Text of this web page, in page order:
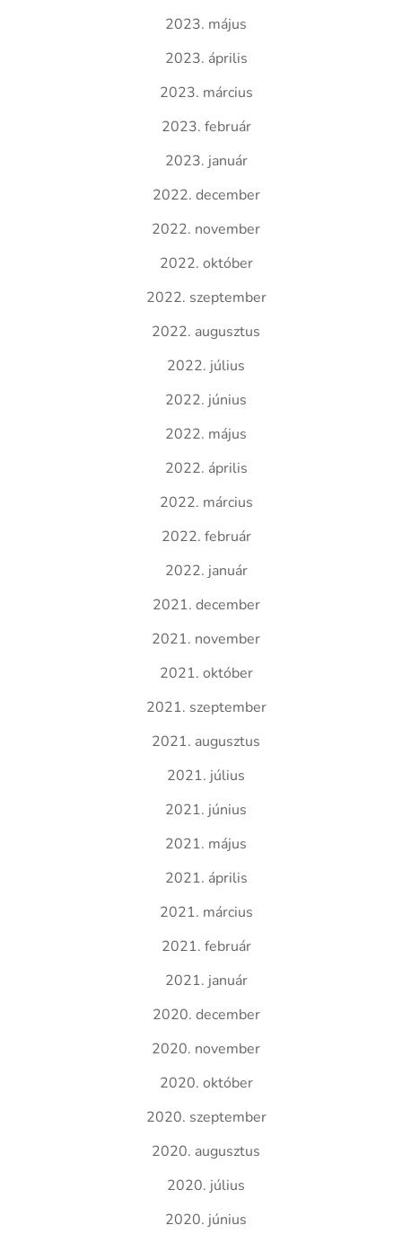
2023. május
2023. április
2023. március
2023. február
2023. január
2022. december
2022. november
2022. október
2022. szeptember
2022. augusztus
2022. július
2022. június
2022. május
2022. április
2022. március
2022. február
2022. január
2021. december
2021. november
2021. október
2021. szeptember
2021. augusztus
2021. július
2021. június
2021. május
2021. április
2021. március
2021. február
2021. január
2020. december
2020. november
2020. október
2020. szeptember
2020. augusztus
2020. július
2020. június